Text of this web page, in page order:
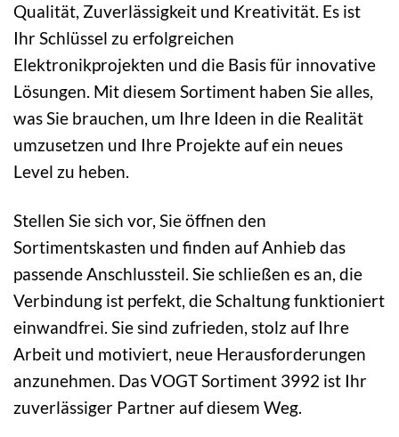
Qualität, Zuverlässigkeit und Kreativität. Es ist
Ihr Schlüssel zu erfolgreichen
Elektronikprojekten und die Basis für innovative
Lösungen. Mit diesem Sortiment haben Sie alles,
was Sie brauchen, um Ihre Ideen in die Realität
umzusetzen und Ihre Projekte auf ein neues
Level zu heben.
Stellen Sie sich vor, Sie öffnen den
Sortimentskasten und finden auf Anhieb das
passende Anschlussteil. Sie schließen es an, die
Verbindung ist perfekt, die Schaltung funktioniert
einwandfrei. Sie sind zufrieden, stolz auf Ihre
Arbeit und motiviert, neue Herausforderungen
anzunehmen. Das VOGT Sortiment 3992 ist Ihr
zuverlässiger Partner auf diesem Weg.